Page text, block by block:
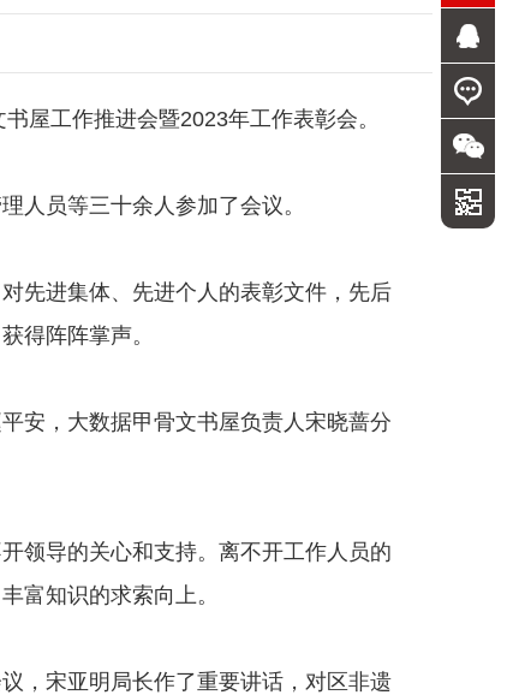
工作推进会暨2023年工作表彰会。
员等三十余人参加了会议。
进集体、先进个人的表彰文件，先后
得阵阵掌声。
，大数据甲骨文书屋负责人宋晓蔷分
导的关心和支持。离不开工作人员的
富知识的求索向上。
宋亚明局长作了重要讲话，对区非遗